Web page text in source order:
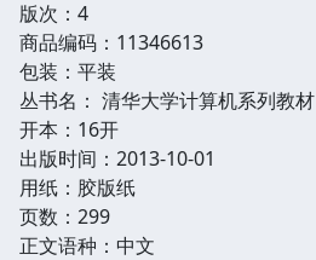
版次：4
商品编码：11346613
包装：平装
丛书名： 清华大学计算机系列教材
开本：16开
出版时间：2013-10-01
用纸：胶版纸
页数：299
正文语种：中文